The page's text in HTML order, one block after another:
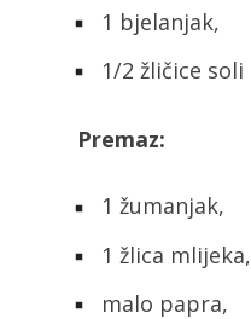
1 bjelanjak,
1/2 žličice soli
Premaz:
1 žumanjak,
1 žlica mlijeka,
malo papra,